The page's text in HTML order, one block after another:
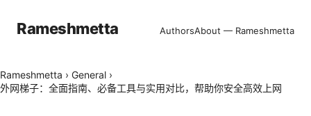
Rameshmetta AuthorsAbout — Rameshmetta
Rameshmetta › General ›
外网梯子：全面指南、必备工具与实用对比，帮助你安全高效上网